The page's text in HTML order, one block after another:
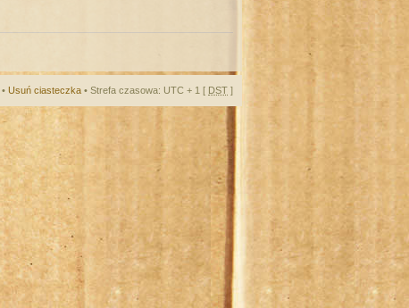
• Usuń ciasteczka • Strefa czasowa: UTC + 1 [ DST ]